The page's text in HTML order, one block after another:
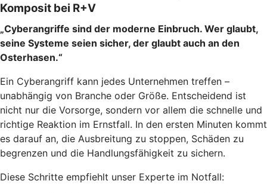
Komposit bei R+V
„Cyberangriffe sind der moderne Einbruch. Wer glaubt,
seine Systeme seien sicher, der glaubt auch an den
Osterhasen.“
Ein Cyberangriff kann jedes Unternehmen treffen –
unabhängig von Branche oder Größe. Entscheidend ist
nicht nur die Vorsorge, sondern vor allem die schnelle und
richtige Reaktion im Ernstfall. In den ersten Minuten kommt
es darauf an, die Ausbreitung zu stoppen, Schäden zu
begrenzen und die Handlungsfähigkeit zu sichern.
Diese Schritte empfiehlt unser Experte im Notfall: